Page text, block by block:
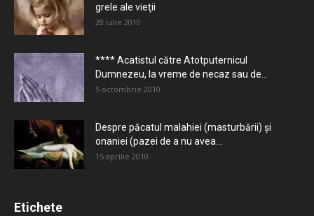
grele ale vieţii
28 iulie 2010
**** Acatistul către Atotputernicul
Dumnezeu, la vreme de necaz sau de...
5 octombrie 2010
Despre păcatul malahiei (masturbării) şi
onaniei (pazei de a nu avea...
15 aprilie 2010
Etichete